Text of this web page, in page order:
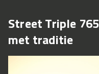
Street Triple
met traditie